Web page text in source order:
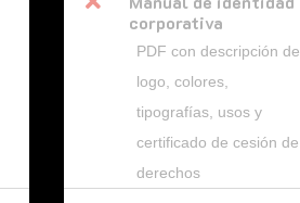
corporativa
PDF con descripción de
logo, colores,
tipografías, usos y
certificado de cesión de
derechos